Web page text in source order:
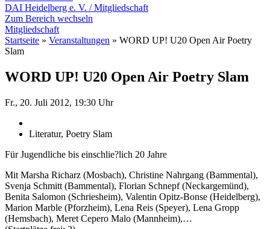
DAI Heidelberg e. V. / Mitgliedschaft
Zum Bereich wechseln
Mitgliedschaft
Startseite » Veranstaltungen » WORD UP! U20 Open Air Poetry
Slam
WORD UP! U20 Open Air Poetry Slam
Fr., 20. Juli 2012, 19:30 Uhr
Literatur, Poetry Slam
Für Jugendliche bis einschlie?lich 20 Jahre
Mit Marsha Richarz (Mosbach), Christine Nahrgang (Bammental),
Svenja Schmitt (Bammental), Florian Schnepf (Neckargemünd),
Benita Salomon (Schriesheim), Valentin Opitz-Bonse (Heidelberg),
Marion Marble (Pforzheim), Lena Reis (Speyer), Lena Gropp
(Hemsbach), Meret Cepero Malo (Mannheim),…